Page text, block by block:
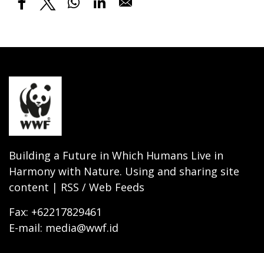
Building a Future in Which Humans Live in
Harmony with Nature. Using and sharing site
content | RSS / Web Feeds
Fax: +62217829461
E-mail: media@wwf.id